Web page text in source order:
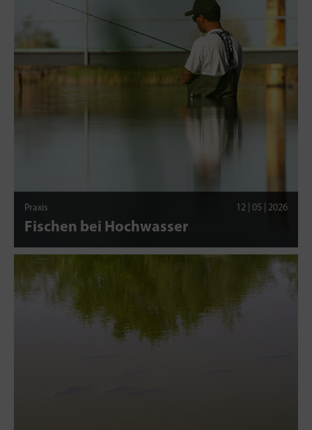
Praxis 12 | 05 | 2026
Fischen bei Hochwasser